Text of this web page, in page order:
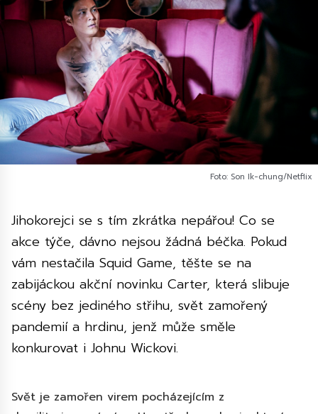
Foto: Son Ik-chung/Netflix
Jihokorejci se s tím zkrátka nepářou! Co se
akce týče, dávno nejsou žádná béčka. Pokud
vám nestačila Squid Game, těšte se na
zabijáckou akční novinku Carter, která slibuje
scény bez jediného střihu, svět zamořený
pandemií a hrdinu, jenž může směle
konkurovat i Johnu Wickovi.
Svět je zamořen virem pocházejícím z